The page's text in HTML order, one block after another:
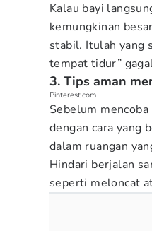
Kalau bayi
kemungkinan
stabil. Itulah yang
tempat tidur”
3. Tips aman
Pinterest.com
Sebelum
dengan cara yang
dalam ruangan
Hindari berjalan
seperti meloncat